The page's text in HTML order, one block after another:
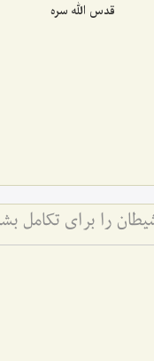
قدس الله سره